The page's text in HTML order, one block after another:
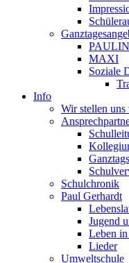
MAXI
Soziale
Info
Wir stellen uns
Schulchronik
Paul Gerhardt
Jugend
Leben
Lieder
Umweltschule